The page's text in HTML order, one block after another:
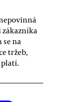
na
tržeb,